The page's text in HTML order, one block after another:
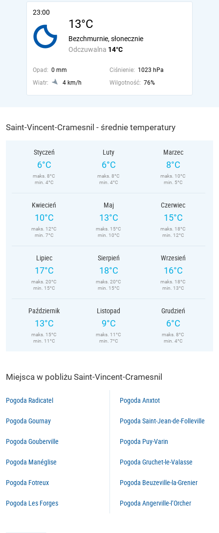
23:00
13°C
Odczuwalna 14°C
Bezchmurnie, słonecznie
Opad: 0 mm Ciśnienie: 1023 hPa
Wiatr:
4 km/h Wilgotność: 76%
Saint-Vincent-Cramesnil - średnie temperatury
Styczeń
6°C
maks. 8°C
min. 4°C
Luty
6°C
maks. 8°C
min. 4°C
Marzec
8°C
maks. 10°C
min. 5°C
Kwiecień
10°C
maks. 12°C
min. 7°C
Maj
13°C
maks. 15°C
min. 10°C
Czerwiec
15°C
maks. 18°C
min. 12°C
Lipiec
17°C
maks. 20°C
min. 15°C
Sierpień
18°C
maks. 20°C
min. 15°C
Wrzesień
16°C
maks. 18°C
min. 13°C
Październik
13°C
maks. 15°C
min. 11°C
Listopad
9°C
maks. 11°C
min. 7°C
Grudzień
6°C
maks. 8°C
min. 4°C
Miejsca w pobliżu Saint-Vincent-Cramesnil
Pogoda Radicatel
Pogoda Gournay
Pogoda Gouberville
Pogoda Manéglise
Pogoda Fotreux
Pogoda Les Forges
Pogoda Anxtot
Pogoda Saint-Jean-de-Folleville
Pogoda Puy-Varin
Pogoda Gruchet-le-Valasse
Pogoda Beuzeville-la-Grenier
Pogoda Angerville-l’Orcher